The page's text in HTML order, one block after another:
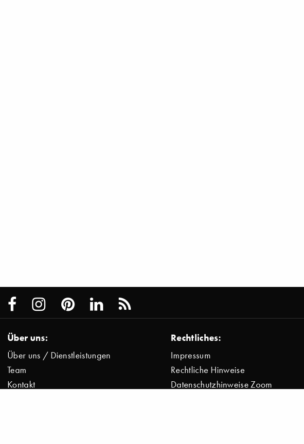
Über uns:
Über uns / Dienstleistungen
Team
Kontakt
Rechtliches:
Impressum
Rechtliche Hinweise
Datenschutzhinweise Zoom